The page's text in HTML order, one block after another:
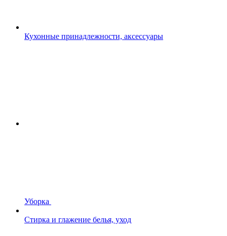
Кухонные принадлежности, аксессуары
Уборка
Стирка и глажение белья, уход